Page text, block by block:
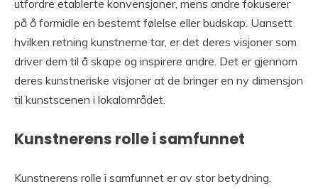
utfordre etablerte konvensjoner, mens andre fokuserer
på å formidle en bestemt følelse eller budskap. Uansett
hvilken retning kunstnerne tar, er det deres visjoner som
driver dem til å skape og inspirere andre. Det er gjennom
deres kunstneriske visjoner at de bringer en ny dimensjon
til kunstscenen i lokalområdet.
Kunstnerens rolle i samfunnet
Kunstnerens rolle i samfunnet er av stor betydning.